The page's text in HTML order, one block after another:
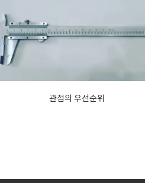
관점의 우선순위